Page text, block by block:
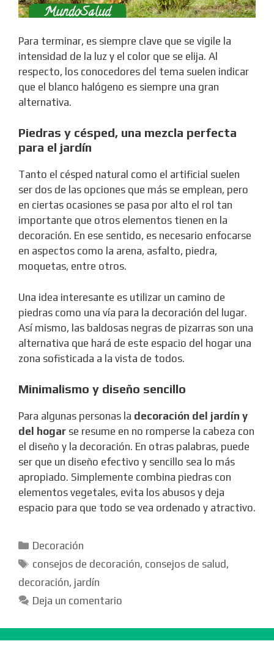
Para terminar, es siempre clave que se vigile la
intensidad de la luz y el color que se elija. Al
respecto, los conocedores del tema suelen indicar
que el blanco halógeno es siempre una gran
alternativa.
Piedras y césped, una mezcla perfecta
para el jardín
Tanto el césped natural como el artificial suelen
ser dos de las opciones que más se emplean, pero
en ciertas ocasiones se pasa por alto el rol tan
importante que otros elementos tienen en la
decoración. En ese sentido, es necesario enfocarse
en aspectos como la arena, asfalto, piedra,
moquetas, entre otros.
Una idea interesante es utilizar un camino de
piedras como una vía para la decoración del lugar.
Así mismo, las baldosas negras de pizarras son una
alternativa que hará de este espacio del hogar una
zona sofisticada a la vista de todos.
Minimalismo y diseño sencillo
Para algunas personas la decoración del jardín y
del hogar se resume en no romperse la cabeza con
el diseño y la decoración. En otras palabras, puede
ser que un diseño efectivo y sencillo sea lo más
apropiado. Simplemente combina piedras con
elementos vegetales, evita los abusos y deja
espacio para que todo se vea ordenado y atractivo.
Categorías
Decoración
Etiquetas
consejos de decoración, consejos de salud ,
decoración, jardín
Deja un comentario